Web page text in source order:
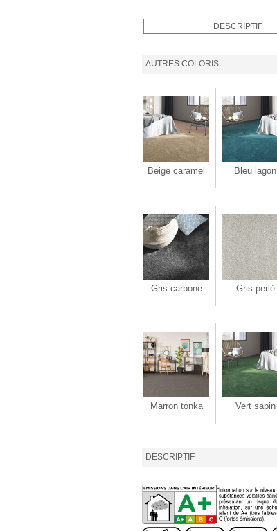
DESCRIPTIF
AUTRES COLORIS
Beige caramel Bleu lagon
Gris carbone Gris perlé
Marron tonka Vert sapin
DESCRIPTIF